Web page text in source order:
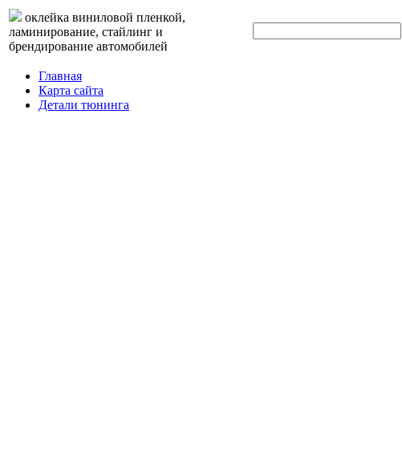
оклейка виниловой пленкой,
ламинирование, стайлинг и
брендирование автомобилей
Главная
Карта сайта
Детали тюнинга